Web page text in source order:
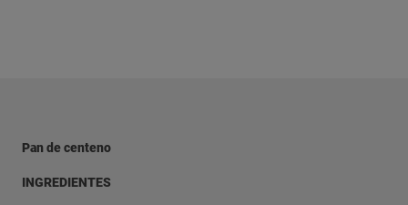
Pan de centeno
INGREDIENTES